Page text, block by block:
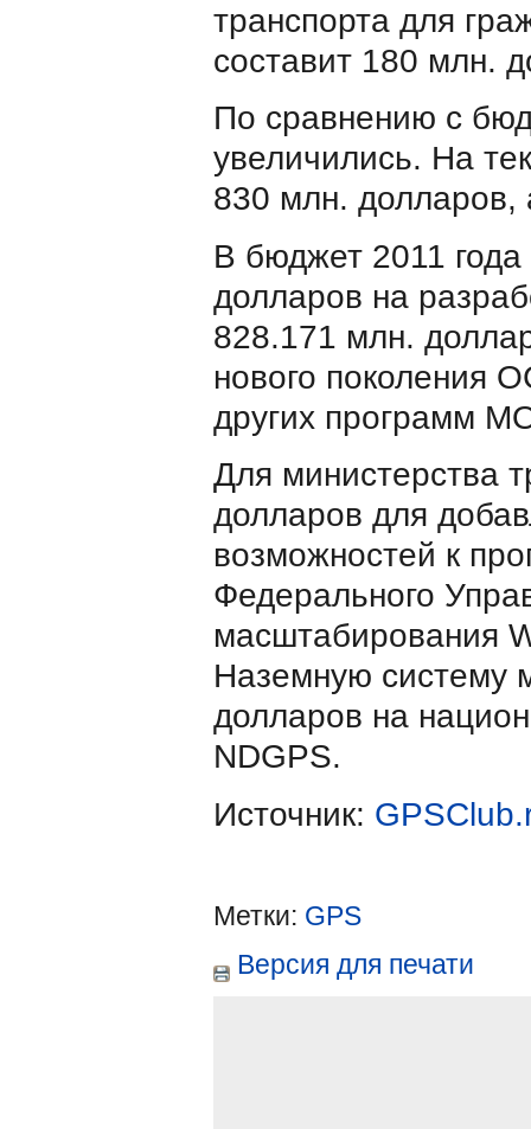
транспорта для
составит 180 млн.
По сравнению с
увеличились. На
830 млн.
В бюджет 2011
долларов на
828.171 млн.
нового поколения
других программ
Для министерства
долларов для
возможностей к
Федерального
масштабирования
Наземную систему
долларов на
NDGPS.
Источник:
Метки: GPS
Версия для печати